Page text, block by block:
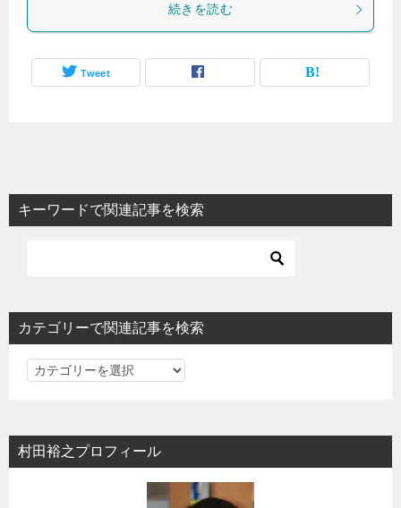
続きを読む
Tweet
キーワードで関連記事を検索
カテゴリーで関連記事を検索
カ
リ
ー
村田裕之プロフィール